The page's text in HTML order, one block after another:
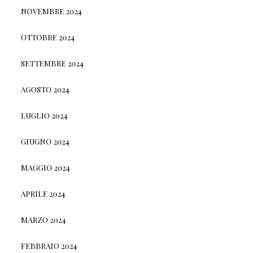
NOVEMBRE 2024
OTTOBRE 2024
SETTEMBRE 2024
AGOSTO 2024
LUGLIO 2024
GIUGNO 2024
MAGGIO 2024
APRILE 2024
MARZO 2024
FEBBRAIO 2024